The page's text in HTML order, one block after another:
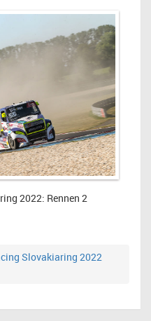
2022: Rennen 2
Slovakiaring 2022